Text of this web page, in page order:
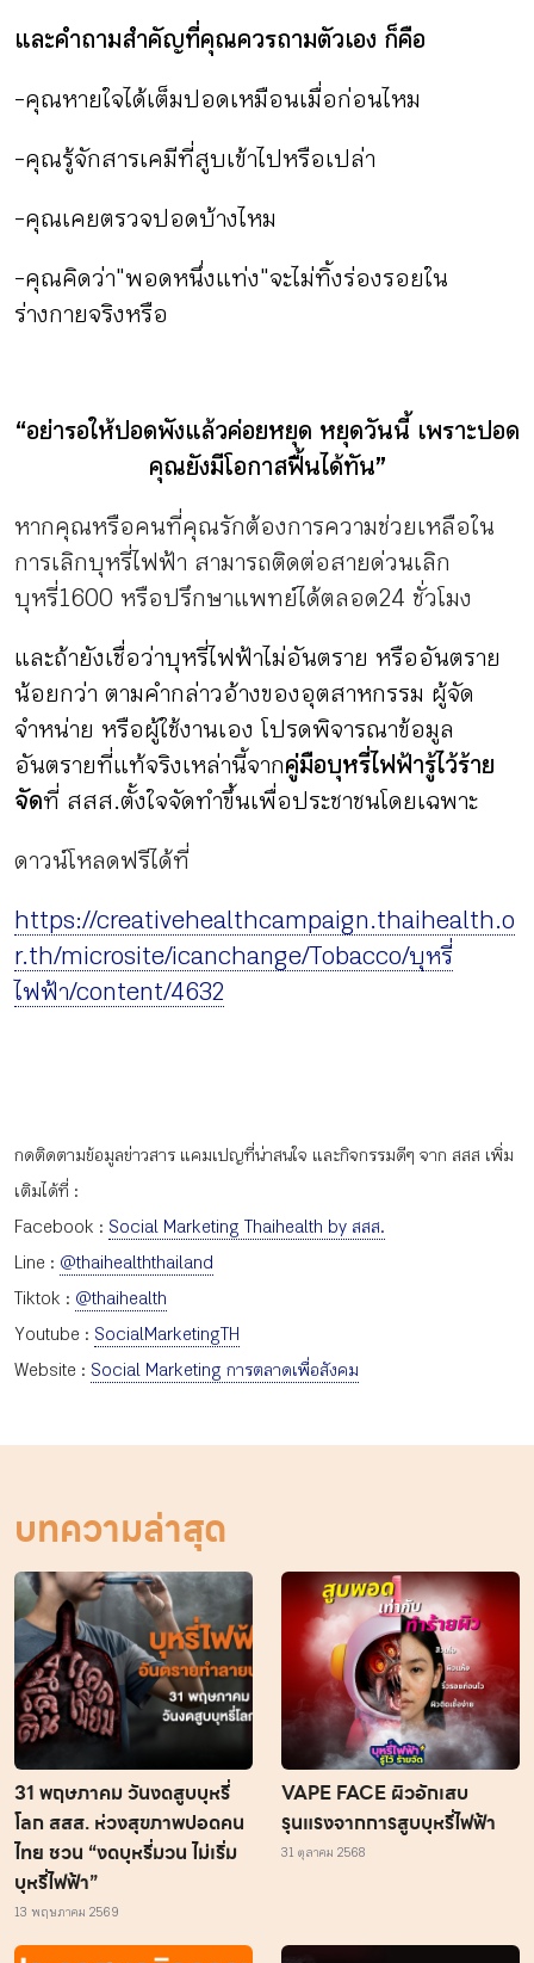
และคำถามสำคัญที่คุณควรถามตัวเอง ก็คือ
-คุณหายใจได้เต็มปอดเหมือนเมื่อก่อนไหม
-คุณรู้จักสารเคมีที่สูบเข้าไปหรือเปล่า
-คุณเคยตรวจปอดบ้างไหม
-คุณคิดว่า "พอดหนึ่งแท่ง" จะไม่ทิ้งร่องรอยใน
ร่างกายจริงหรือ
“อย่ารอให้ปอดพังแล้วค่อยหยุด หยุดวันนี้ เพราะปอด
คุณยังมีโอกาสฟื้นได้ทัน”
หากคุณหรือคนที่คุณรักต้องการความช่วยเหลือใน
การเลิกบุหรี่ไฟฟ้า สามารถติดต่อสายด่วนเลิก
บุหรี่ 1600 หรือปรึกษาแพทย์ได้ตลอด 24 ชั่วโมง
และถ้ายังเชื่อว่าบุหรี่ไฟฟ้าไม่อันตราย หรืออันตราย
น้อยกว่า ตามคำกล่าวอ้างของอุตสาหกรรม ผู้จัด
จำหน่าย หรือผู้ใช้งานเอง โปรดพิจารณาข้อมูล
อันตรายที่แท้จริงเหล่านี้จากคู่มือบุหรี่ไฟฟ้ารู้ไว้ร้าย
จัดที่ สสส. ตั้งใจจัดทำขึ้นเพื่อประชาชนโดยเฉพาะ
ดาวน์โหลดฟรีได้ที่
https://creativehealthcampaign.thaihealth.o
r.th/microsite/icanchange/Tobacco/บุหรี่
ไฟฟ้า/content/4632
กดติดตามข้อมูลข่าวสาร แคมเปญที่น่าสนใจ และกิจกรรมดีๆ จาก สสส เพิ่ม
เติมได้ที่ :
Facebook : Social Marketing Thaihealth by สสส.
Line : @thaihealththailand
Tiktok : @thaihealth
Youtube : SocialMarketingTH
Website : Social Marketing การตลาดเพื่อสังคม
บทความล่าสุด
31 พฤษภาคม วันงดสูบบุหรี่
โลก สสส. ห่วงสุขภาพปอดคน
ไทย ชวน “งดบุหรี่มวน ไม่เริ่ม
บุหรี่ไฟฟ้า”
13 พฤษภาคม 2569
VAPE FACE ผิวอักเสบ
รุนแรงจากการสูบบุหรี่ไฟฟ้า
31 ตุลาคม 2568